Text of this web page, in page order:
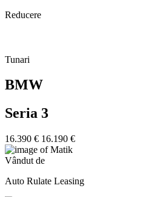
Reducere
Tunari
BMW
Seria 3
16.390 € 16.190 €
Vândut de
Auto Rulate Leasing